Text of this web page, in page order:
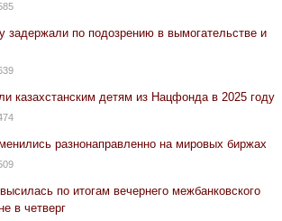
задержали по подозрению в вымогательстве и
казахстанским детям из Нацфонда в 2025 году
разнонаправленно на мировых биржах
по итогам вечернего межбанковского
в четверг